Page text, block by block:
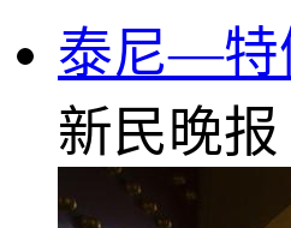
泰尼—特
新民晚报